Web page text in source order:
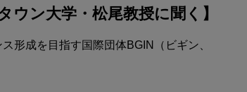
ウン大学・松尾教授に聞く】
形成を目指す国際団体BGIN（ビギン、